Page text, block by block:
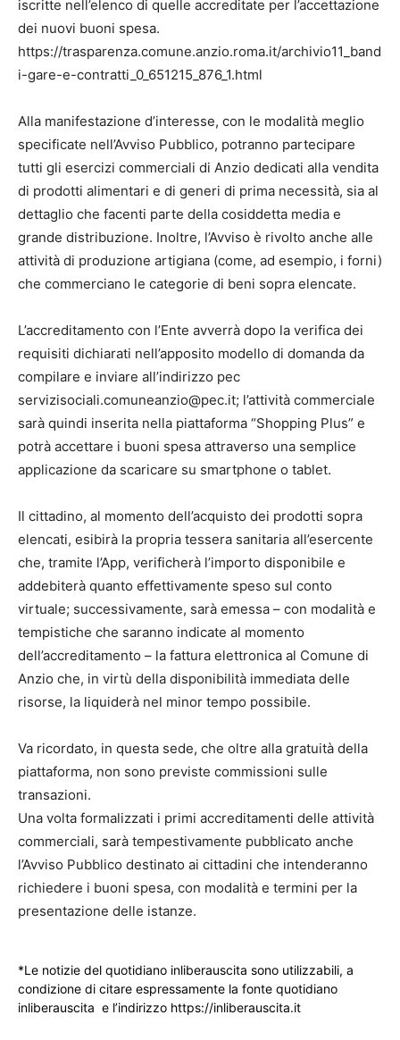
iscritte nell’elenco di quelle accreditate per l’accettazione
dei nuovi buoni spesa.
https://trasparenza.comune.anzio.roma.it/archivio11_band
i-gare-e-contratti_0_651215_876_1.html
Alla manifestazione d’interesse, con le modalità meglio
specificate nell’Avviso Pubblico, potranno partecipare
tutti gli esercizi commerciali di Anzio dedicati alla vendita
di prodotti alimentari e di generi di prima necessità, sia al
dettaglio che facenti parte della cosiddetta media e
grande distribuzione. Inoltre, l’Avviso è rivolto anche alle
attività di produzione artigiana (come, ad esempio, i forni)
che commerciano le categorie di beni sopra elencate.
L’accreditamento con l’Ente avverrà dopo la verifica dei
requisiti dichiarati nell’apposito modello di domanda da
compilare e inviare all’indirizzo pec
servizisociali.comuneanzio@pec.it; l’attività commerciale
sarà quindi inserita nella piattaforma “Shopping Plus” e
potrà accettare i buoni spesa attraverso una semplice
applicazione da scaricare su smartphone o tablet.
Il cittadino, al momento dell’acquisto dei prodotti sopra
elencati, esibirà la propria tessera sanitaria all’esercente
che, tramite l’App, verificherà l’importo disponibile e
addebiterà quanto effettivamente speso sul conto
virtuale; successivamente, sarà emessa – con modalità e
tempistiche che saranno indicate al momento
dell’accreditamento – la fattura elettronica al Comune di
Anzio che, in virtù della disponibilità immediata delle
risorse, la liquiderà nel minor tempo possibile.
Va ricordato, in questa sede, che oltre alla gratuità della
piattaforma, non sono previste commissioni sulle
transazioni.
Una volta formalizzati i primi accreditamenti delle attività
commerciali, sarà tempestivamente pubblicato anche
l’Avviso Pubblico destinato ai cittadini che intenderanno
richiedere i buoni spesa, con modalità e termini per la
presentazione delle istanze.
*Le notizie del quotidiano inliberauscita sono utilizzabili, a
condizione di citare espressamente la fonte quotidiano
inliberauscita e l’indirizzo https://inliberauscita.it